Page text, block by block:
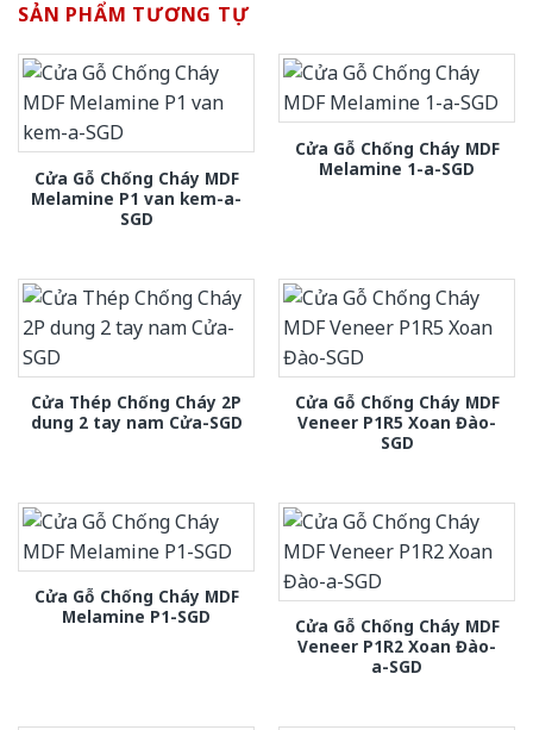
SẢN PHẨM TƯƠNG TỰ
Cửa Gỗ Chống Cháy MDF
Melamine P1 van kem-a-
SGD
Cửa Gỗ Chống Cháy MDF
Melamine 1-a-SGD
Cửa Thép Chống Cháy 2P
dung 2 tay nam Cửa-SGD
Cửa Gỗ Chống Cháy MDF
Veneer P1R5 Xoan Đào-
SGD
Cửa Gỗ Chống Cháy MDF
Melamine P1-SGD
Cửa Gỗ Chống Cháy MDF
Veneer P1R2 Xoan Đào-
a-SGD